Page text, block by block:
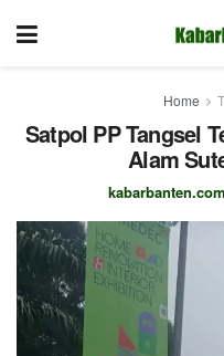
Home
Satpol PP Tangsel
Alam
kabarbanten.com